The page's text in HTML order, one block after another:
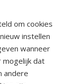
om cookies
instellen
wanneer
mogelijk dat
andere